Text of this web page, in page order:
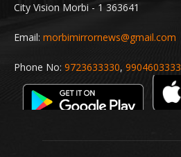
City Vision Morbi - 1 363641
Email: morbimirrornews@gmail.com
Phone No: 9723633330, 9904603333